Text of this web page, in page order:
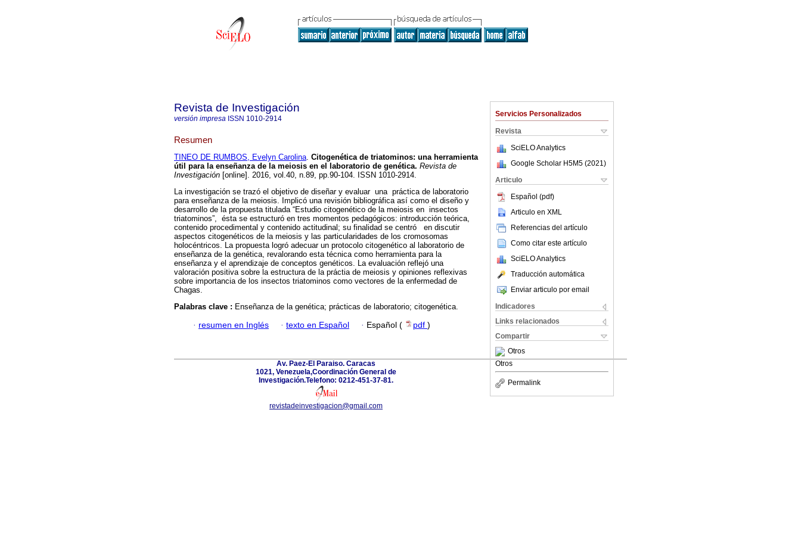
Servicios Personalizados
Revista
SciELO Analytics
Google Scholar H5M5 (2021 )
Articulo
Español (pdf)
Articulo en XML
Referencias del artículo
Como citar este artículo
SciELO Analytics
Traducción automática
Enviar articulo por email
Indicadores
Links relacionados
Compartir
Otros
Otros
Permalink
Revista de Investigación
versión impresa ISSN 1010-2914
Resumen
TINEO DE RUMBOS, Evelyn Carolina. Citogenética de triatominos: una herramienta
útil para la enseñanza de la meiosis en el laboratorio de genética. Revista de
Investigación [online]. 2016, vol.40, n.89, pp.90-104. ISSN 1010-2914.
La investigación se trazó el objetivo de diseñar y evaluar una práctica de laboratorio
para enseñanza de la meiosis. Implicó una revisión bibliográfica así como el diseño y
desarrollo de la propuesta titulada “Estudio citogenético de la meiosis en insectos
triatominos”, ésta se estructuró en tres momentos pedagógicos: introducción teórica,
contenido procedimental y contenido actitudinal; su finalidad se centró en discutir
aspectos citogenéticos de la meiosis y las particularidades de los cromosomas
holocéntricos. La propuesta logró adecuar un protocolo citogenético al laboratorio de
enseñanza de la genética, revalorando esta técnica como herramienta para la
enseñanza y el aprendizaje de conceptos genéticos. La evaluación reflejó una
valoración positiva sobre la estructura de la práctia de meiosis y opiniones reflexivas
sobre importancia de los insectos triatominos como vectores de la enfermedad de
Chagas.
Palabras clave : Enseñanza de la genética; prácticas de laboratorio; citogenética.
· resumen en Inglés · texto en Español · Español ( pdf )
Av. Paez-El Paraiso. Caracas
1021, Venezuela,Coordinación General de
Investigación.Telefono: 0212-451-37-81.
revistadeinvestigacion@gmail.com